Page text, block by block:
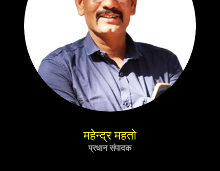
महेन्द्र महतो
प्रधान संपादक